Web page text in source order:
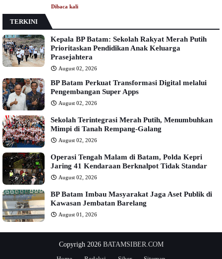
Dibaca kali
TERKINI
Kepala BP Batam: Sekolah Rakyat Merah Putih
Prioritaskan Pendidikan Anak Keluarga
Prasejahtera
August 02, 2026
BP Batam Perkuat Transformasi Digital melalui
Pengembangan Super Apps
August 02, 2026
Sekolah Terintegrasi Merah Putih, Menumbuhkan
Mimpi di Tanah Rempang-Galang
August 02, 2026
Operasi Tengah Malam di Batam, Polda Kepri
Jaring 41 Kendaraan Berknalpot Tidak Standar
August 02, 2026
BP Batam Imbau Masyarakat Jaga Aset Publik di
Kawasan Jembatan Barelang
August 01, 2026
Copyrigh 2026 BATAMSIBER.COM